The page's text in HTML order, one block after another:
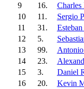
9
16. Charles
10
11. Sergio
11
31.
12
5.
13
99.
14
23.
15
3. Daniel
16
20. Kevin